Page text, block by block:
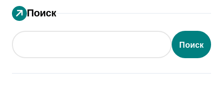
Поиск
Поиск